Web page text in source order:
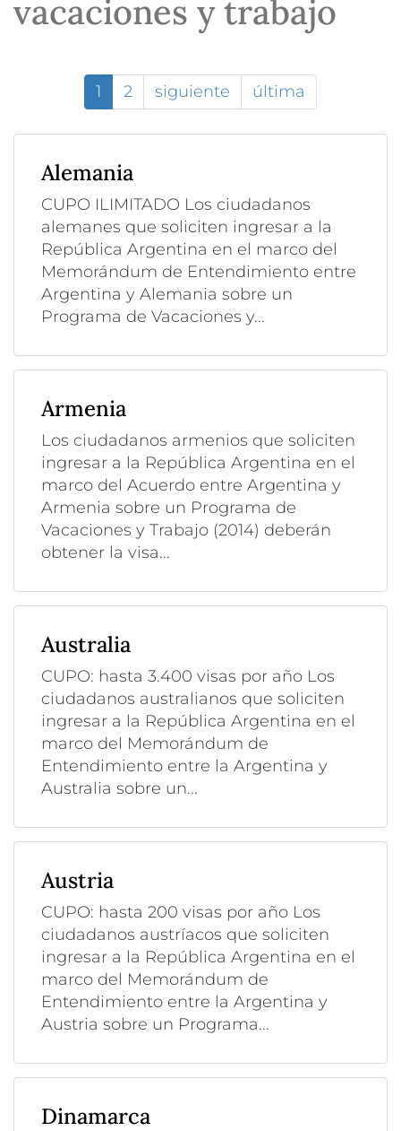
vacaciones y trabajo
1 2 siguiente última
Alemania
CUPO ILIMITADO Los ciudadanos
alemanes que soliciten ingresar a la
República Argentina en el marco del
Memorándum de Entendimiento entre
Argentina y Alemania sobre un
Programa de Vacaciones y...
Armenia
Los ciudadanos armenios que soliciten
ingresar a la República Argentina en el
marco del Acuerdo entre Argentina y
Armenia sobre un Programa de
Vacaciones y Trabajo (2014) deberán
obtener la visa...
Australia
CUPO: hasta 3.400 visas por año Los
ciudadanos australianos que soliciten
ingresar a la República Argentina en el
marco del Memorándum de
Entendimiento entre la Argentina y
Australia sobre un...
Austria
CUPO: hasta 200 visas por año Los
ciudadanos austríacos que soliciten
ingresar a la República Argentina en el
marco del Memorándum de
Entendimiento entre la Argentina y
Austria sobre un Programa...
Dinamarca